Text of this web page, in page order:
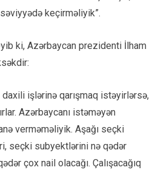
keçirməliyik”.
ki, Azərbaycan prezidenti İlham
daxili işlərinə qarışmaq istəyirlərsə,
Azərbaycanı istəməyən
verməməliyik. Aşağı seçki
seçki subyektlərini nə qədər
çox nail olacağı. Çalışacağıq